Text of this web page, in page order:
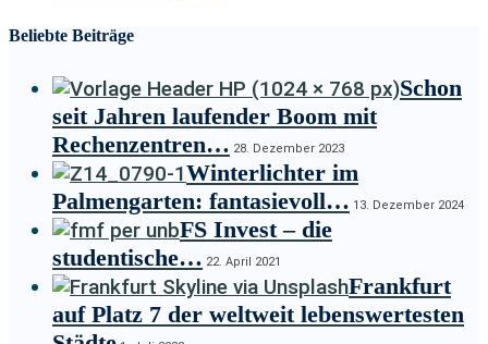
Beliebte Beiträge
Schon
seit Jahren laufender Boom mit
Rechenzentren… 28. Dezember 2023
Winterlichter im
Palmengarten: fantasievoll… 13. Dezember 2024
FS Invest – die
studentische… 22. April 2021
Frankfurt
auf Platz 7 der weltweit lebenswertesten